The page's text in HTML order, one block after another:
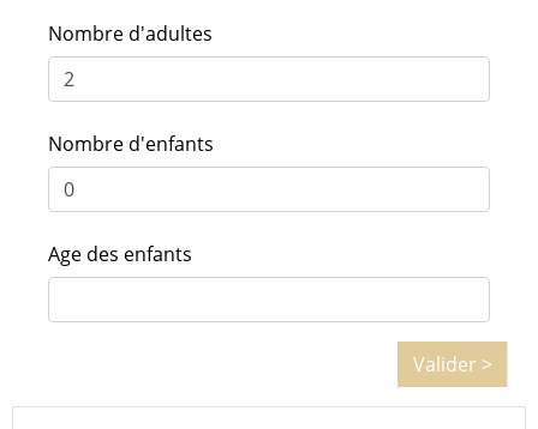
Nombre d'adultes
Nombre d'enfants
Age des enfants
Valider >